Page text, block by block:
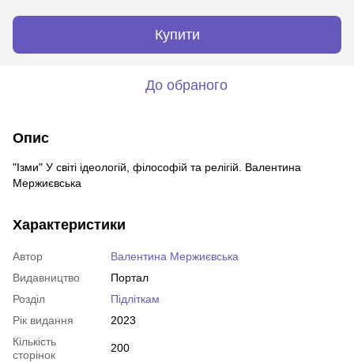
Купити
До обраного
Опис
"Ізми" У світі ідеологій, філософій та релігій. Валентина
Мержиєвська
Характеристики
Автор
Валентина Мержиєвська
Видавництво
Портал
Розділ
Підліткам
Рік видання
2023
Кількість
сторінок
200